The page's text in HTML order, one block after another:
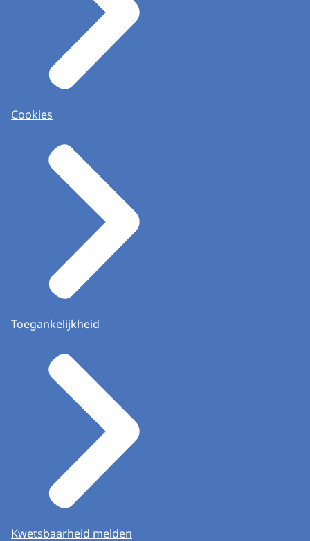
Cookies
Toegankelijkheid
Kwetsbaarheid melden